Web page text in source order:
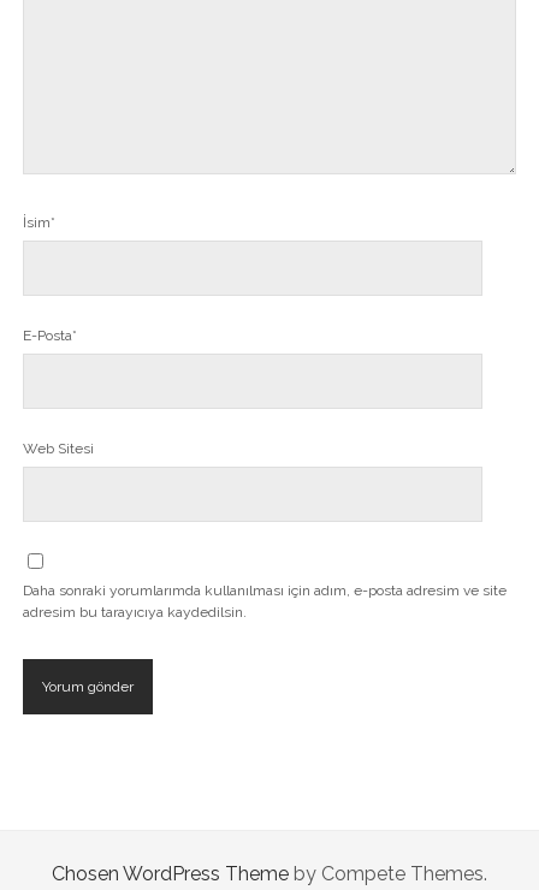
İsim*
E-Posta*
Web Sitesi
Daha sonraki yorumlarımda kullanılması için adım, e-posta adresim ve site
adresim bu tarayıcıya kaydedilsin.
Chosen WordPress Theme by Compete Themes.